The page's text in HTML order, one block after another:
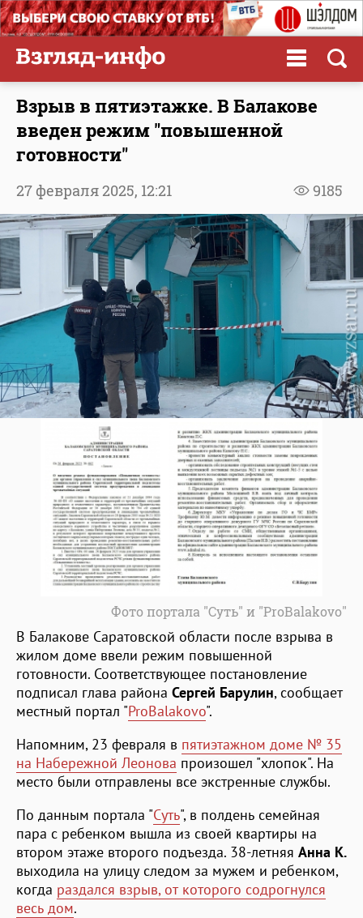
Взрыв в пятиэтажке. В Балакове
введен режим "повышенной
готовности"
9185
27 февраля 2025, 12:21
Фото портала "Суть" и "ProBalakovo"
В Балакове Саратовской области после взрыва в
жилом доме ввели режим повышенной
готовности. Соответствующее постановление
подписал глава района Сергей Барулин, сообщает
местный портал "ProBalakovo".
Напомним, 23 февраля в пятиэтажном доме № 35
на Набережной Леонова произошел "хлопок". На
место были отправлены все экстренные службы.
По данным портала "Суть", в полдень семейная
пара с ребенком вышла из своей квартиры на
втором этаже второго подъезда. 38-летняя Анна К.
выходила на улицу следом за мужем и ребенком,
когда раздался взрыв, от которого содрогнулся
весь дом.